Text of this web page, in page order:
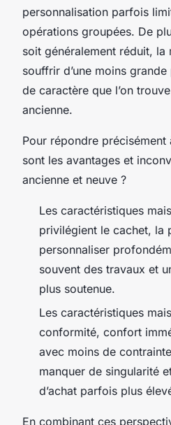
personnalisation parfois
opérations groupées. De
soit généralement réduit, la
souffrir d’une moins grande
de caractère que l’on
ancienne.
Pour répondre
sont les avantages et
ancienne et neuve ?
Les caractéristiques
privilégient le cachet, la
personnaliser
souvent des travaux et
plus soutenue.
Les caractéristiques
conformité, confort
avec moins de
manquer de singularité
d’achat parfois plus
En combinant ces